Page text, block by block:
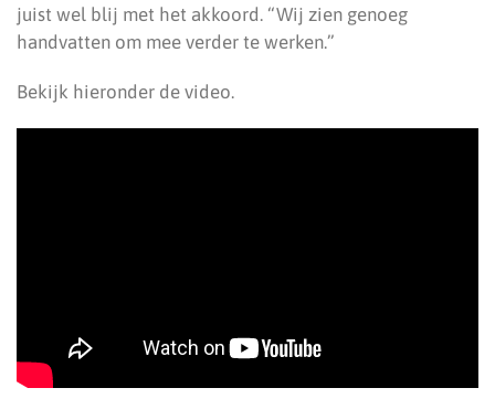
juist wel blij met het akkoord. “Wij zien genoeg
handvatten om mee verder te werken.”
Bekijk hieronder de video.